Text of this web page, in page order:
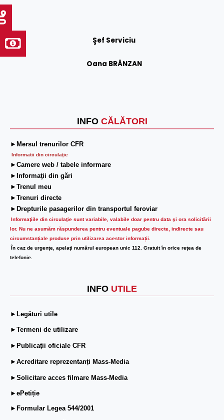
INFO CĂLĂTORI
►Mersul trenurilor CFR
Informatii din circulaţie
►Camere web / tabele informare
►Informaţii din gări
►Trenul meu
►Trenuri directe
►Drepturile pasagerilor din transportul feroviar
Informaţiile din circulaţie sunt variabile, valabile doar pentru data şi ora solicitării
lor. Nu ne asumăm răspunderea pentru eventuale pagube directe, indirecte sau
circumstanțiale produse prin utilizarea acestor informații.
În caz de urgenţe, apelaţi numărul european unic 112. Gratuit în orice reţea de
telefonie.
INFO UTILE
►Legături utile
►Termeni de utilizare
►Publicații oficiale CFR
►Acreditare reprezentanți Mass-Media
►Solicitare acces filmare Mass-Media
►ePetiție
►Formular Legea 544/2001
Şef Serviciu
Oana BRÂNZAN